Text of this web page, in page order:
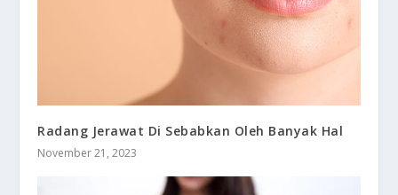
Radang Jerawat Di Sebabkan Oleh Banyak Hal
November 21, 2023